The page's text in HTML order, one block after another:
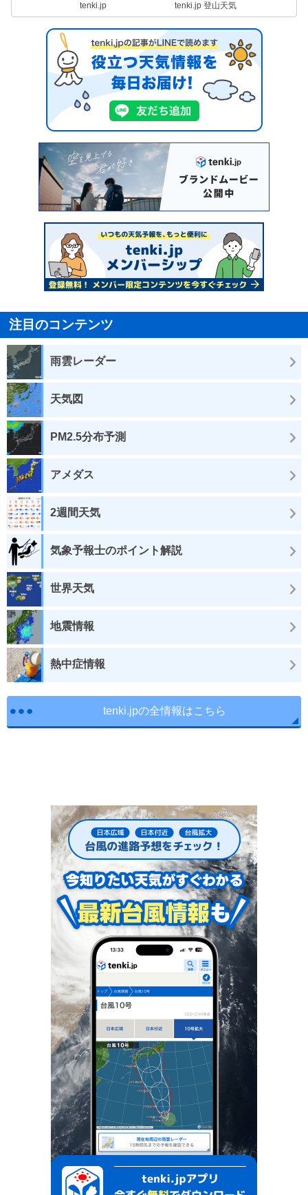
tenki.jp tenki.jp 登山天気
注目のコンテンツ
雨雲レーダー
天気図
PM2.5分布予測
アメダス
2週間天気
気象予報士のポイント解説
世界天気
地震情報
熱中症情報
tenki.jpの全情報はこちら